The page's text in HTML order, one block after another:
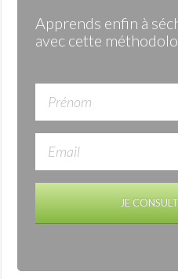
Apprends enfin à
avec cette
JE